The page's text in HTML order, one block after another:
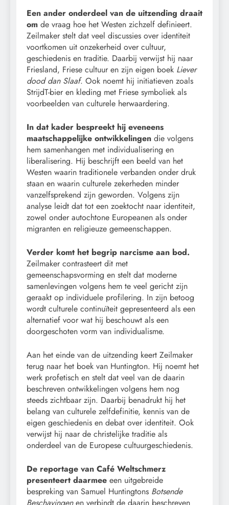
Een ander onderdeel van de uitzending draait
om de vraag hoe het Westen zichzelf definieert.
Zeilmaker stelt dat veel discussies over identiteit
voortkomen uit onzekerheid over cultuur,
geschiedenis en traditie. Daarbij verwijst hij naar
Friesland, Friese cultuur en zijn eigen boek Liever
dood dan Slaaf. Ook noemt hij initiatieven zoals
StrijdT-bier en kleding met Friese symboliek als
voorbeelden van culturele herwaardering.
In dat kader bespreekt hij eveneens
maatschappelijke ontwikkelingen die volgens
hem samenhangen met individualisering en
liberalisering. Hij beschrijft een beeld van het
Westen waarin traditionele verbanden onder druk
staan en waarin culturele zekerheden minder
vanzelfsprekend zijn geworden. Volgens zijn
analyse leidt dat tot een zoektocht naar identiteit,
zowel onder autochtone Europeanen als onder
migranten en religieuze gemeenschappen.
Verder komt het begrip narcisme aan bod.
Zeilmaker contrasteert dit met
gemeenschapsvorming en stelt dat moderne
samenlevingen volgens hem te veel gericht zijn
geraakt op individuele profilering. In zijn betoog
wordt culturele continuïteit gepresenteerd als een
alternatief voor wat hij beschouwt als een
doorgeschoten vorm van individualisme.
Aan het einde van de uitzending keert Zeilmaker
terug naar het boek van Huntington. Hij noemt het
werk profetisch en stelt dat veel van de daarin
beschreven ontwikkelingen volgens hem nog
steeds zichtbaar zijn. Daarbij benadrukt hij het
belang van culturele zelfdefinitie, kennis van de
eigen geschiedenis en debat over identiteit. Ook
verwijst hij naar de christelijke traditie als
onderdeel van de Europese cultuurgeschiedenis.
De reportage van Café Weltschmerz
presenteert daarmee een uitgebreide
bespreking van Samuel Huntingtons Botsende
Beschavingenen verbindt de daarin beschreven